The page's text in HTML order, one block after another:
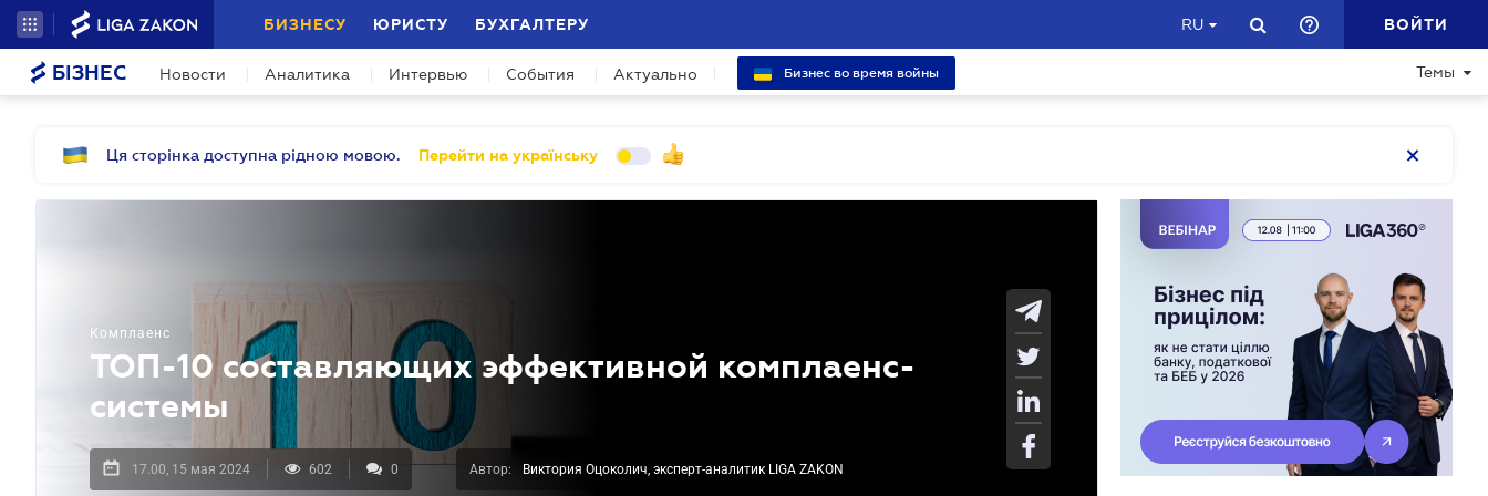
БИЗНЕСУ ЮРИСТУ БУХГАЛТЕРУ RU ВОЙТИ
БІЗНЕС Новости Аналитика Интервью События Актуально Бизнес во время войны Темы
Ця сторінка доступна рідною мовою. Перейти на українську
Комплаенс
ТОП-10 составляющих эффективной комплаенс-
системы
17.00, 15 мая 2024 602 0 Автор: Виктория Оцоколич, эксперт-аналитик LIGA ZAKON